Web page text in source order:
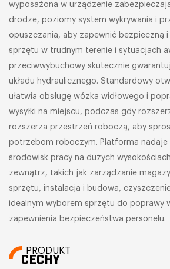
wyposażona w urządzenie
drodze, poziomy system wykrywania i
opuszczania, aby zapewnić bezpieczną
sprzętu w trudnym terenie i sytuacjach
przeciwwybuchowy skutecznie
układu hydraulicznego. Standardowy
ułatwia obsługę wózka widłowego i
wysyłki na miejscu, podczas gdy
rozszerza przestrzeń roboczą, aby
potrzebom roboczym. Platforma nadaje
środowisk pracy na dużych
zewnątrz, takich jak zarządzanie
sprzętu, instalacja i budowa,
idealnym wyborem sprzętu do poprawy
zapewnienia bezpieczeństwa personelu.
PRODUKT
CECHY